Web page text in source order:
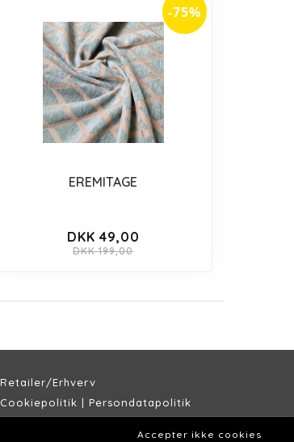
-75%
EREMITAGE
DKK 49,00
DKK 199,00
Retailer/Erhverv
Cookiepolitik | Persondatapolitik
Accepter ikke cookies